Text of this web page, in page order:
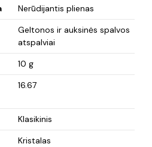
Nerūdijantis plienas
Geltonos ir auksinės spalvos
atspalviai
10 g
16.67
Klasikinis
Kristalas